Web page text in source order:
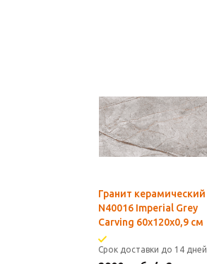
Гранит керамический
N40016 Imperial Grey
Carving 60x120х0,9 см
Срок доставки до 14 дней